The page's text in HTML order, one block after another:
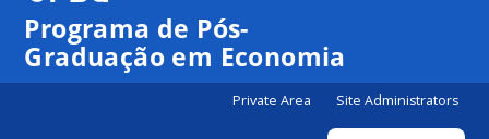
Programa de Pós-
Graduação em Economia
Private Area Site Administrators